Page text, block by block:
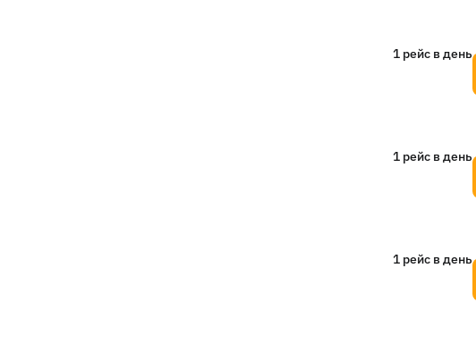
1 рейс в день
1 рейс в день
1 рейс в день